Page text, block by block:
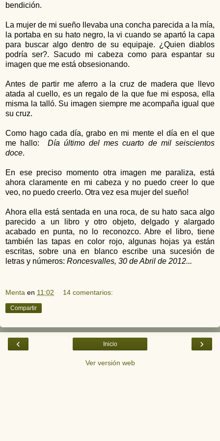
bendición.
La mujer de mi sueño llevaba una concha parecida a la mía,
la portaba en su hato negro, la vi cuando se apartó la capa
para buscar algo dentro de su equipaje. ¿Quien diablos
podría ser?. Sacudo mi cabeza como para espantar su
imagen que me está obsesionando.
Antes de partir me aferro a la cruz de madera que llevo
atada al cuello, es un regalo de la que fue mi esposa, ella
misma la talló. Su imagen siempre me acompaña igual que
su cruz.
Como hago cada día, grabo en mi mente el día en el que
me hallo:
Día último del mes cuarto de mil seiscientos
doce.
En ese preciso momento otra imagen me paraliza, está
ahora claramente en mi cabeza y no puedo creer lo que
veo, no puedo creerlo. Otra vez esa mujer del sueño!
Ahora ella está sentada en una roca, de su hato saca algo
parecido a un libro y otro objeto, delgado y alargado
acabado en punta, no lo reconozco. Abre el libro, tiene
también las tapas en color rojo, algunas hojas ya están
escritas, sobre una en blanco escribe una sucesión de
letras y números: Roncesvalles, 30 de Abril de 2012...
Menta en 11:02 14 comentarios:
Compartir
‹ ›
Inicio
Ver versión web